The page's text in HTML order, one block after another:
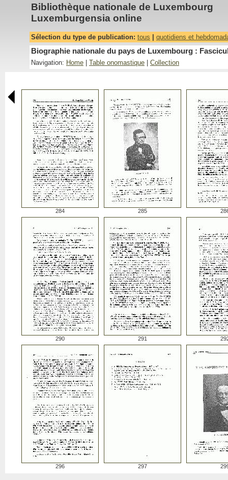
Bibliothèque nationale de Luxembourg
Luxemburgensia online
Sélection du type de publication: tous quotidiens et
Biographie nationale du pays de Luxembourg :
Navigation: Home Table onomastique Collection
284 285
290 291
296 297